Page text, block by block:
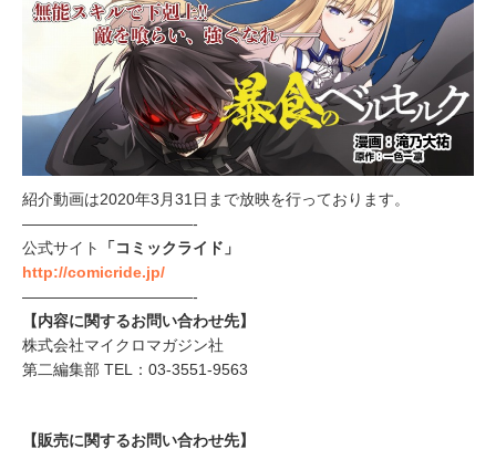
紹介動画は2020年3月31日まで放映を行っております。
———————————-
公式サイト
「コミックライド」
http://comicride.jp/
———————————-
【内容に関するお問い合わせ先】
株式会社マイクロマガジン社
第二編集部 TEL：03-3551-9563
【販売に関するお問い合わせ先】